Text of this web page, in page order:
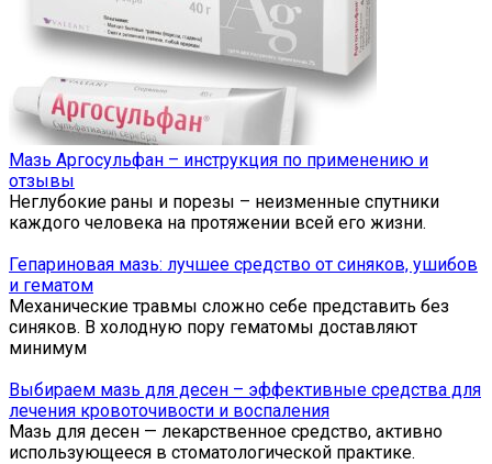
Мазь Аргосульфан – инструкция по применению и
отзывы
Неглубокие раны и порезы – неизменные спутники
каждого человека на протяжении всей его жизни.
Гепариновая мазь: лучшее средство от синяков, ушибов
и гематом
Механические травмы сложно себе представить без
синяков. В холодную пору гематомы доставляют
минимум
Выбираем мазь для десен – эффективные средства для
лечения кровоточивости и воспаления
Мазь для десен — лекарственное средство, активно
использующееся в стоматологической практике.